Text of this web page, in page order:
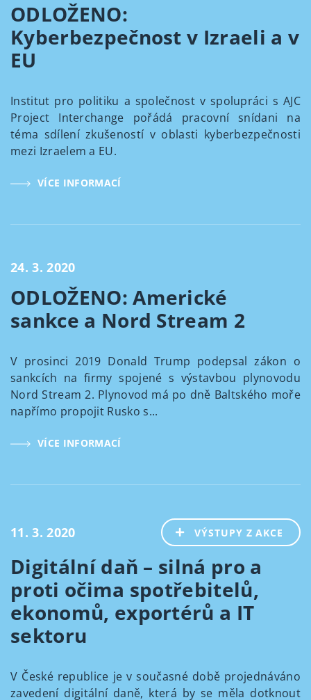
ODLOŽENO:
Kyberbezpečnost v Izraeli a v
EU
Institut pro politiku a společnost v spolupráci s AJC
Project Interchange pořádá pracovní snídani na
téma sdílení zkušeností v oblasti kyberbezpečnosti
mezi Izraelem a EU.
VÍCE INFORMACÍ
24. 3. 2020
ODLOŽENO: Americké
sankce a Nord Stream 2
V prosinci 2019 Donald Trump podepsal zákon o
sankcích na firmy spojené s výstavbou plynovodu
Nord Stream 2. Plynovod má po dně Baltského moře
napřímo propojit Rusko s...
VÍCE INFORMACÍ
11. 3. 2020 VÝSTUPY Z AKCE
Digitální daň – silná pro a
proti očima spotřebitelů,
ekonomů, exportérů a IT
sektoru
V České republice je v současné době projednáváno
zavedení digitální daně, která by se měla dotknout